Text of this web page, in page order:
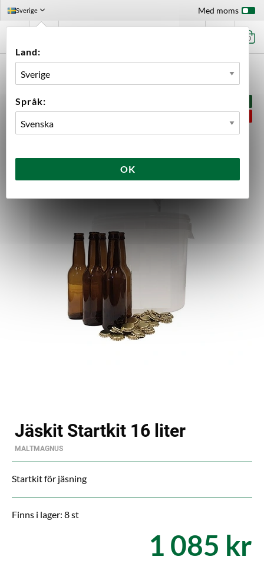
Sverige
Land:
Språk:
OK
Med moms
0
Jäskit Startkit 16 liter
MALTMAGNUS
Startkit för jäsning
Finns i lager: 8 st
1 085 kr